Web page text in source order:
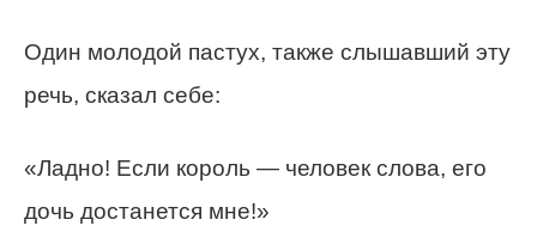
Один молодой пастух, также слышавший эту
речь, сказал себе:
«Ладно! Если король — человек слова, его
дочь достанется мне!»